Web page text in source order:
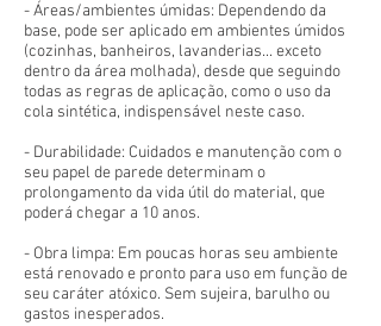
- Áreas/ambientes úmidas: Dependendo da
base, pode ser aplicado em ambientes úmidos
(cozinhas, banheiros, lavanderias... exceto
dentro da área molhada), desde que seguindo
todas as regras de aplicação, como o uso da
cola sintética, indispensável neste caso.
- Durabilidade: Cuidados e manutenção com o
seu papel de parede determinam o
prolongamento da vida útil do material, que
poderá chegar a 10 anos.
- Obra limpa: Em poucas horas seu ambiente
está renovado e pronto para uso em função de
seu caráter atóxico. Sem sujeira, barulho ou
gastos inesperados.